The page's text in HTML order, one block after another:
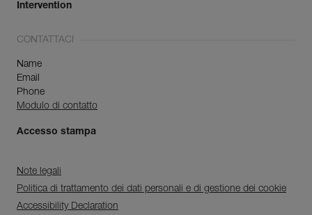
Intervention
CONTATTACI
Name
Email
Phone
Modulo di contatto
Accesso stampa
Note legali
Politica di trattamento dei dati personali e di gestione dei cookie
Accessibility Declaration